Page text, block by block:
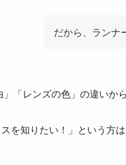
だから、ランナ
「レンズの色」の違いか
を知りたい！」という方